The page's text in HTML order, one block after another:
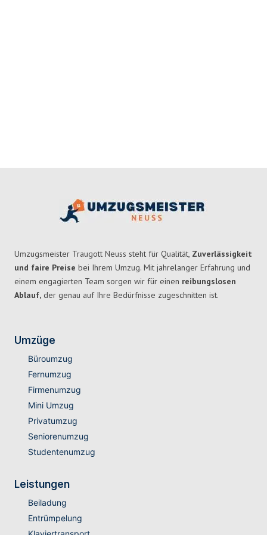
Umzugsmeister Traugott Neuss steht für Qualität, Zuverlässigkeit
und faire Preise bei Ihrem Umzug. Mit jahrelanger Erfahrung und
einem engagierten Team sorgen wir für einen reibungslosen
Ablauf, der genau auf Ihre Bedürfnisse zugeschnitten ist.
Umzüge
Büroumzug
Fernumzug
Firmenumzug
Mini Umzug
Privatumzug
Seniorenumzug
Studentenumzug
Leistungen
Beiladung
Entrümpelung